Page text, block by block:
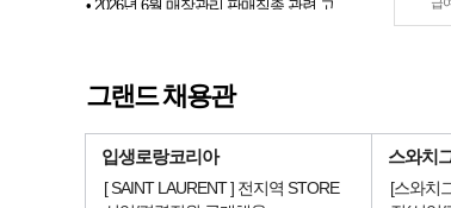
그랜드 채용관
입생로랑코리아
[ SAINT LAURENT ] 전지역 STORE
스와치
[스와치